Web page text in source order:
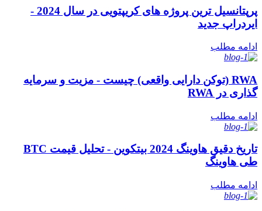
پرپتانسیل ترین پروژه های کریپتویی در سال 2024 -
ایردراپ جدید
ادامه مطلب
RWA (توکن دارایی واقعی) چیست - مزیت و سرمایه
گذاری در RWA
ادامه مطلب
تاریخ دقیق هاوینگ 2024 بیتکوین - تحلیل قیمت BTC
طی هاوینگ
ادامه مطلب